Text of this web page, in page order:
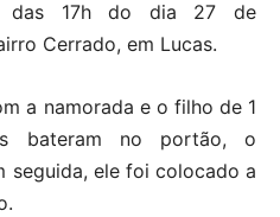
das 17h do dia 27 de
Cerrado, em Lucas.
a namorada e o filho de 1
bateram no portão, o
seguida, ele foi colocado a